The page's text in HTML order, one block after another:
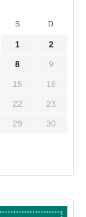
S D
1 2
8 9
15 16
22 23
29 30